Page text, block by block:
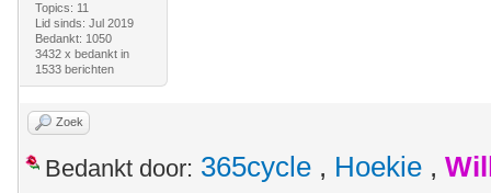
Topics: 11
Lid sinds: Jul 2019
Bedankt: 1050
3432 x bedankt in
1533 berichten
Zoek
Bedankt door: 365cycle , Hoekie ,